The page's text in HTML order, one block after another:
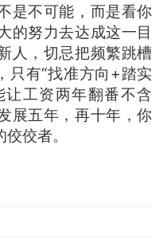
不可能，而是看你
的努力去达成这一目
人，切忌把频繁跳槽
只有“找准方向+踏实
工资两年翻番不含
展五年，再十年，你
佼者。